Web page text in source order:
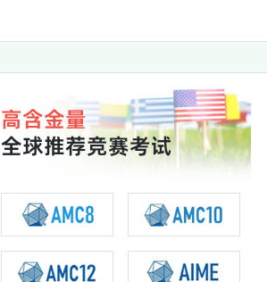
高含金量
全球推荐竞赛考试